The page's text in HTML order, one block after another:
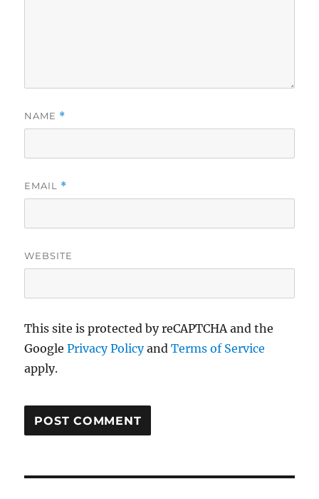
NAME *
EMAIL *
WEBSITE
This site is protected by reCAPTCHA and the
GooglePrivacy PolicyandTerms of Service
apply.